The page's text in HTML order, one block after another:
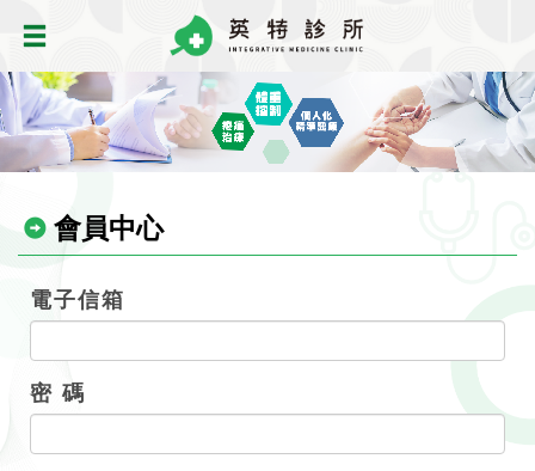
會員中心
電子信箱
密 碼